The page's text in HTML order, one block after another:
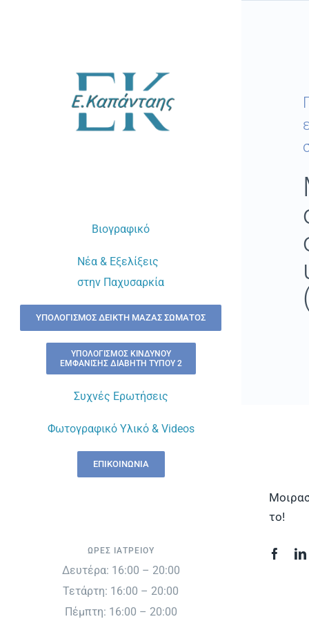
Βιογραφικό
Νέα & Εξελίξεις
στην Παχυσαρκία
ΥΠΟΛΟΓΙΣΜΌΣ ΔΕΊΚΤΗ ΜΆΖΑΣ ΣΏΜΑΤΟΣ
ΥΠΟΛΟΓΙΣΜΌΣ ΚΙΝΔΎΝΟΥ
ΕΜΦΆΝΙΣΗΣ ΔΙΑΒΉΤΗ ΤΎΠΟΥ 2
Συχνές Ερωτήσεις
Φωτογραφικό Υλικό & Videos
ΕΠΙΚΟΙΝΩΝΊΑ
ΏΡΕΣ ΙΑΤΡΕΊΟΥ
Δευτέρα: 16:00 – 20:00
Τετάρτη: 16:00 – 20:00
Πέμπτη: 16:00 – 20:00
το!